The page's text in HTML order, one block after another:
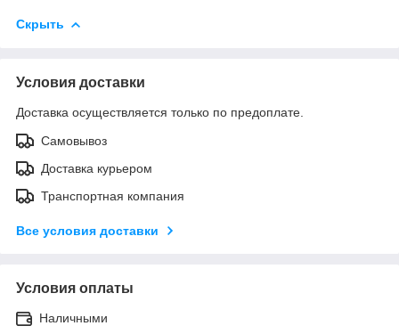
Скрыть
Условия доставки
Доставка осуществляется только по предоплате.
Самовывоз
Доставка курьером
Транспортная компания
Все условия доставки
Условия оплаты
Наличными